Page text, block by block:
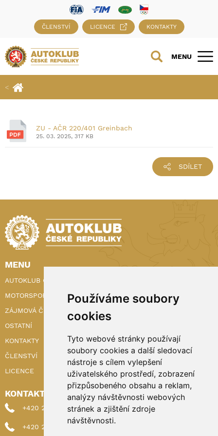
Používáme soubory
cookies
Tyto webové stránky používají
soubory cookies a další sledovací
nástroje s cílem vylepšení
uživatelského prostředí, zobrazení
přizpůsobeného obsahu a reklam,
analýzy návštěvnosti webových
stránek a zjištění zdroje
návštěvnosti.
ČLENSTVÍ LICENCE KONTAKTY
MENU
ZU - AČR 220/401 Greinbach
25. 03. 2025, 317 KB
SDÍLET
MENU
AUTOKLUB ČR
MOTORSPORT
ZÁJMOVÁ ČINNOST
OSTATNÍ
KONTAKTY
ČLENSTVÍ
LICENCE
KONTAKTY
+420 222 898 224 (sekretariat)
+420 222 898 221 (členství)